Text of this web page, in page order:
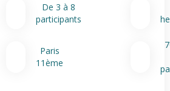
De 3 à 8
participants
Paris
11ème